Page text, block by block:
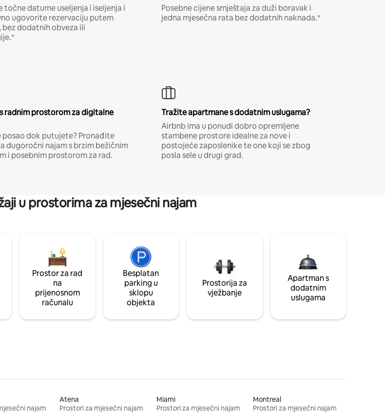
točne datume useljenja i iseljenja i
ugovorite rezervaciju putem
dodatnih obveza ili
Posebne cijene smještaja za duži boravak i
jedna mjesečna rata bez dodatnih naknada.*
radnim prostorom za digitalne
posao dok putujete? Pronađite
dugoročni najam s brzim bežičnim
i posebnim prostorom za rad.
Tražite apartmane s dodatnim uslugama?
Airbnb ima u ponudi dobro opremljene
stambene prostore idealne za nove i
postojeće zaposlenike te one koji se zbog
posla sele u drugi grad.
u prostorima za mjesečni najam
Prostor za rad
na
prijenosnom
računalu
Besplatan
parking u
sklopu
objekta
Prostorija za
vježbanje
Apartman s
dodatnim
uslugama
najam
Atena
Prostori za mjesečni najam
Miami
Prostori za mjesečni najam
Montreal
Prostori za mjesečni najam